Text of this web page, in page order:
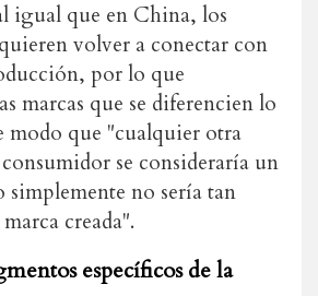
igual que en China, los
volver a conectar con
por lo que
marcas que se diferencien lo
modo que "cualquier otra
se consideraría un
no sería tan
creada".
específicos de la